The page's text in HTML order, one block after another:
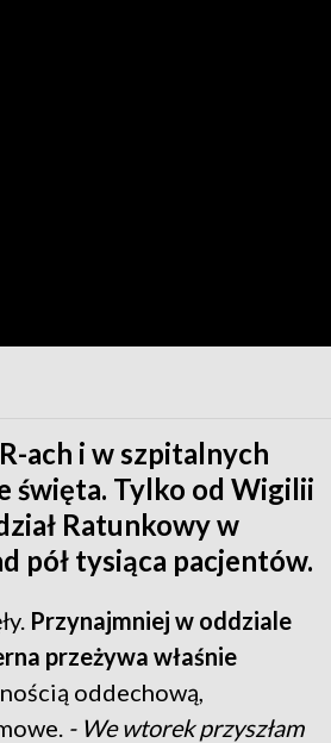
ach i w szpitalnych
święta. Tylko od Wigilii
Ratunkowy w
pół tysiąca pacjentów.
Przynajmniej w oddziale
przeżywa właśnie
oddechową,
- We wtorek przyszłam